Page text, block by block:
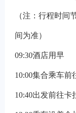
（注：行程时间
间为准）
09:30酒店用早
10:00集合乘车前
10:40出发前往卡